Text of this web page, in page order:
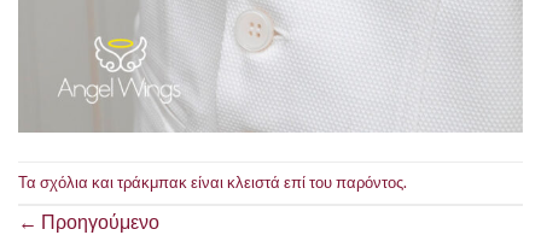
Τα σχόλια και τράκμπακ είναι κλειστά επί του παρόντος.
← Προηγούμενο